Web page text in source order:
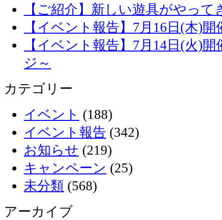
【ご紹介】新しい遊具がやって
【イベント報告】7月16日(木)
【イベント報告】7月14日(火)
ジ～
カテゴリー
イベント (188)
イベント報告 (342)
お知らせ (219)
キャンペーン (25)
未分類 (568)
アーカイブ